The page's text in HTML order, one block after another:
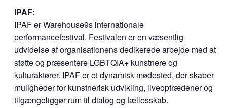
IPAF:
IPAF er Warehouse9s internationale
performancefestival. Festivalen er en væsentlig
udvidelse af organisationens dedikerede arbejde med at
støtte og præsentere LGBTQIA+ kunstnere og
kulturaktører. IPAF er et dynamisk mødested, der skaber
muligheder for kunstnerisk udvikling, liveoptrædener og
tilgængeliggør rum til dialog og fællesskab.